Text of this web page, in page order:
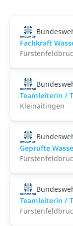
Fachkraft
Teamleiterin /
Kleinaitingen
Geprüfte
Teamleiterin /